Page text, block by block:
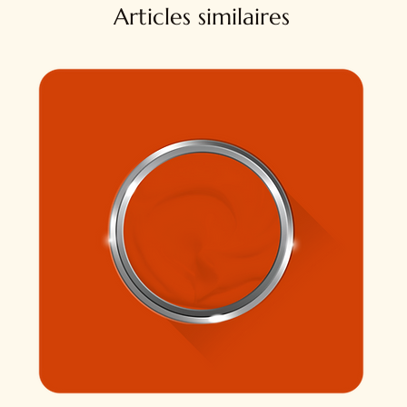
Articles similaires